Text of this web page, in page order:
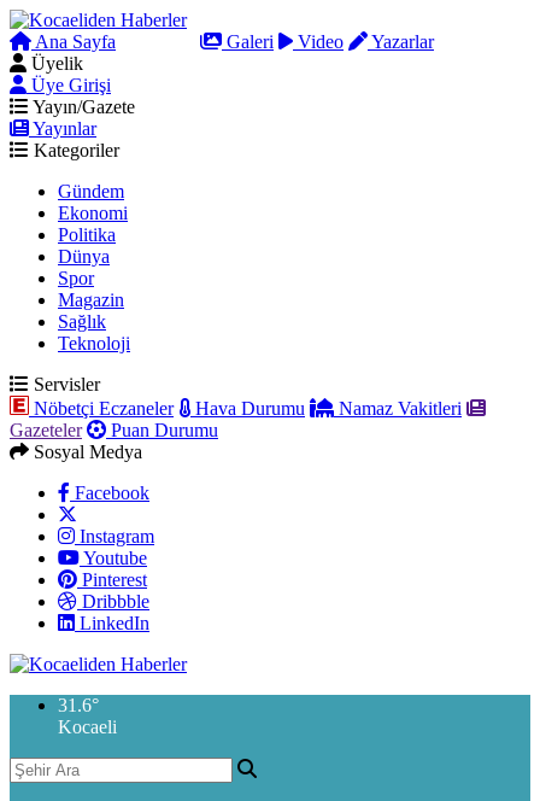
Ana Sayfa Galeri Video
Yazarlar
Üyelik
Üye Girişi
Yayın/Gazete
Yayınlar
Kategoriler
Gündem
Ekonomi
Politika
Dünya
Spor
Magazin
Sağlık
Teknoloji
Servisler
Nöbetçi Eczaneler
Hava Durumu
Namaz Vakitleri
Gazeteler
Puan Durumu
Sosyal Medya
Facebook
Instagram
Youtube
Pinterest
Dribbble
LinkedIn
31.6°
Kocaeli